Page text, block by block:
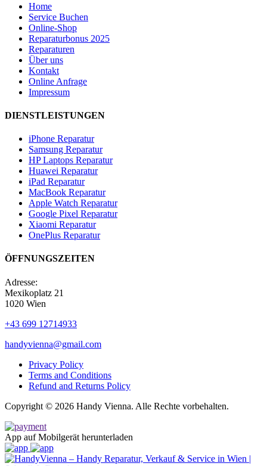
Home
Service Buchen
Online-Shop
Reparaturbonus 2025
Reparaturen
Über uns
Kontakt
Online Anfrage
Impressum
DIENSTLEISTUNGEN
iPhone Reparatur
Samsung Reparatur
HP Laptops Reparatur
Huawei Reparatur
iPad Reparatur
MacBook Reparatur
Apple Watch Reparatur
Google Pixel Reparatur
Xiaomi Reparatur
OnePlus Reparatur
ÖFFNUNGSZEITEN
Adresse:
Mexikoplatz 21
1020 Wien
+43 699 12714933
handyvienna@gmail.com
Privacy Policy
Terms and Conditions
Refund and Returns Policy
Copyright © 2026 Handy Vienna. Alle Rechte vorbehalten.
App auf Mobilgerät herunterladen